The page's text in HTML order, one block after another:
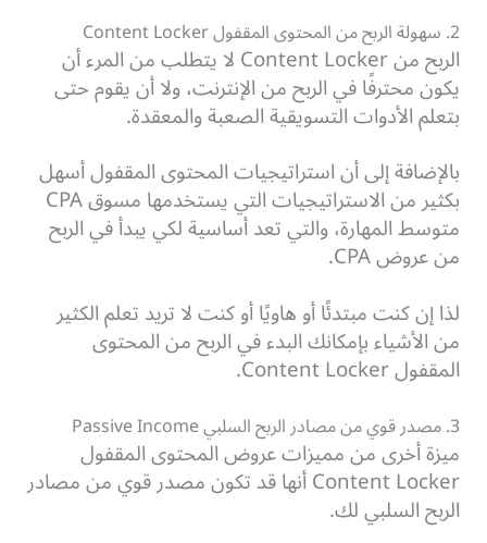
2. سهولة الربح من المحتوى المقفول Content Locker
الربح من Content Locker لا يتطلب من المرء أن
يكون محترفًا في الربح من الإنترنت، ولا أن يقوم حتى
بتعلم الأدوات التسويقية الصعبة والمعقدة.
بالإضافة إلى أن استراتيجيات المحتوى المقفول أسهل
بكثير من الاستراتيجيات التي يستخدمها مسوق CPA
متوسط المهارة، والتي تعد أساسية لكي يبدأ في الربح
من عروض CPA.
لذا إن كنت مبتدئًا أو هاويًا أو كنت لا تريد تعلم الكثير
من الأشياء بإمكانك البدء في الربح من المحتوى
المقفول Content Locker.
3. مصدر قوي من مصادر الربح السلبي Passive Income
ميزة أخرى من مميزات عروض المحتوى المقفول
Content Locker أنها قد تكون مصدر قوي من مصادر
الربح السلبي لك.